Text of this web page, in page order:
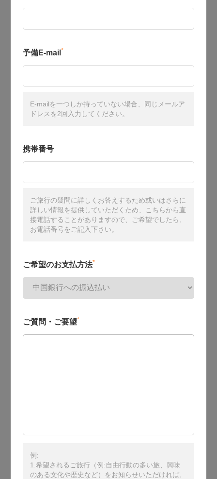
予備E-mail *
E-mailを一つしか持っていない場合、同じメールア
ドレスを2回入力してください。
携帯番号
ご旅行の疑問に詳しくお答えするため或いはさらに
詳しい情報を提供していただくため、こちらから直
接電話することがありますので、ご希望でしたら、
お電話番号をご記入下さい。
ご希望のお支払方法*
ご質問・ご要望*
例:
1.希望されるご旅行（例:自由行動の多い旅、興味
のある文化や歴史など）をお知らせいただければ、